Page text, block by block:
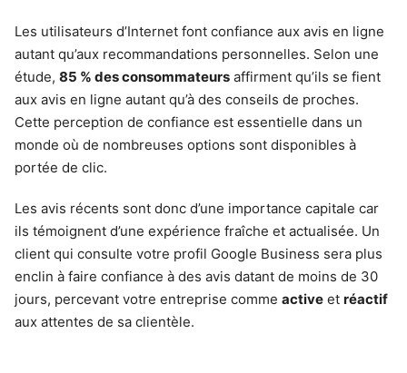
Les utilisateurs d’Internet font confiance aux avis en ligne
autant qu’aux recommandations personnelles. Selon une
étude, 85 % des consommateurs affirment qu’ils se fient
aux avis en ligne autant qu’à des conseils de proches.
Cette perception de confiance est essentielle dans un
monde où de nombreuses options sont disponibles à
portée de clic.
Les avis récents sont donc d’une importance capitale car
ils témoignent d’une expérience fraîche et actualisée. Un
client qui consulte votre profil Google Business sera plus
enclin à faire confiance à des avis datant de moins de 30
jours, percevant votre entreprise comme active et réactif
aux attentes de sa clientèle.